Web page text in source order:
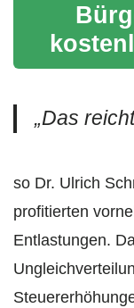
„Das
so Dr. Ulrich
profitierten
Entlastungen.